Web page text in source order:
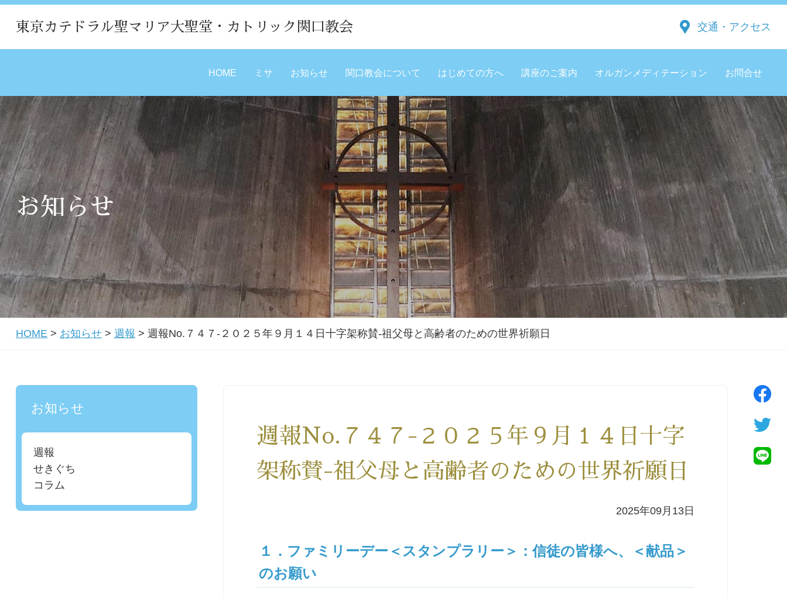
東京カテドラル聖マリア大聖堂・カトリック関口教会 交通・アクセス
HOME ミサ お知らせ 関口教会について はじめての方へ 講座のご案内 オルガンメディテーション お問合せ
お知らせ
HOME > お知らせ > 週報 > 週報No.７４７-２０２５年９月１４日十字架称賛-祖父母と高齢者のための世界祈願日
週報No.７４７-２０２５年９月１４日十字
架称賛-祖父母と高齢者のための世界祈願日
2025年09月13日
１．ファミリーデー＜スタンプラリー＞：信徒の皆様へ、＜献品＞
のお願い
お知らせ
週報
せきぐち
コラム